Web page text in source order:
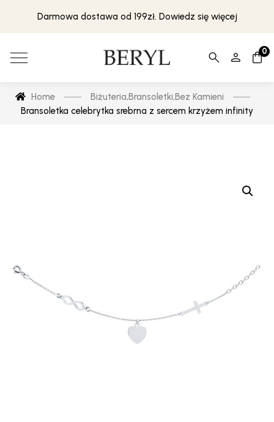
Darmowa dostawa od 199zł. Dowiedz się więcej
0
Home Biżuteria,Bransoletki,Bez Kamieni
Bransoletka celebrytka srebrna z sercem krzyżem infinity